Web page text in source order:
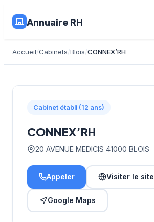
Annuaire RH
Accueil Cabinets Blois CONNEX’RH
Cabinet établi (12 ans)
CONNEX’RH
20 AVENUE MEDICIS 41000 BLOIS
Appeler Visiter le site
Google Maps